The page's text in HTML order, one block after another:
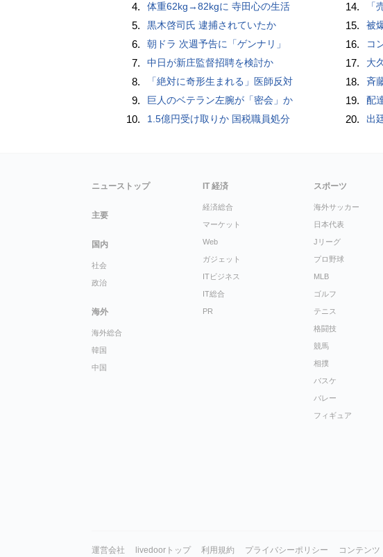
4. 体重62kg→82kgに 寺田心の生活
5. 黒木啓司氏 逮捕されていたか
6. 朝ドラ 次週予告に「ゲンナリ」
7. 中日が新庄監督招聘を検討か
8. 「絶対に奇形生まれる」医師反対
9. 巨人のベテラン左腕が「密会」か
10. 1.5億円受け取りか 国税職員処分
14.
15. 被
16. コ
17. 大
18. 斉
19. 配
20. 出
ニューストップ
主要
国内
社会
政治
海外
海外総合
韓国
中国
IT 経済
経済総合
マーケット
Web
ガジェット
ITビジネス
IT総合
PR
スポーツ
海外サッカー
日本代表
Jリーグ
プロ野球
MLB
ゴルフ
テニス
格闘技
競馬
相撲
バスケ
バレー
フィギュア
運営会社 livedoorトップ 利用規約 プライバシーポリシー コンテン